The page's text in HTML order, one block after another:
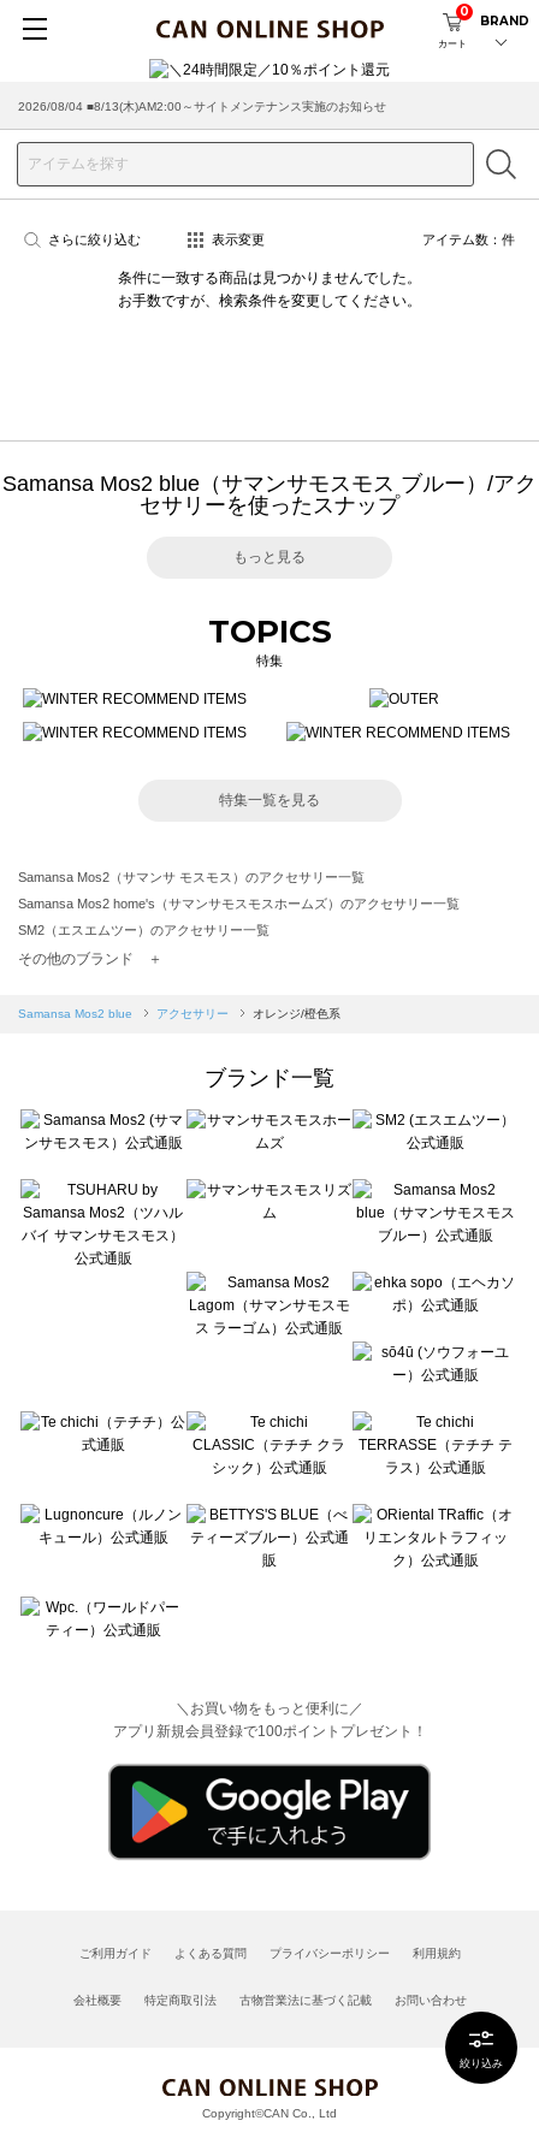
カート
0
BRAND
2026/08/04 ■8/13(木)AM2:00～サイトメンテナンス実施のお知らせ
絞り込み
さらに絞り込む 表示変更 アイテム数： 件
条件に一致する商品は見つかりませんでした。
お手数ですが、検索条件を変更してください。
Samansa Mos2 blue（サマンサモスモス ブルー）/アク
セサリーを使ったスナップ
もっと見る
TOPICS
特集
特集一覧を見る
Samansa Mos2（サマンサ モスモス）のアクセサリー一覧
Samansa Mos2 home's（サマンサモスモスホームズ）のアクセサリー一覧
SM2（エスエムツー）のアクセサリー一覧
TSUHARU by Samansa Mos2（ツハルバイサマンサモスモス）のアクセサリー一覧
Samansa Mos2 blue（サマンサモスモス ブルー）のアクセサリー一覧
sō4ū（ソウフォーユー）のアクセサリー一覧
Te chichi（テチチ）のアクセサリー一覧
Te chichi CLASSIC（テチチ クラシック）のアクセサリー一覧
Lugnoncure（ルノンキュール）のアクセサリー一覧
BETTY'S BLUE（べティーズブルー）のアクセサリー一覧
Wpc.（ワールドパーティー）のアクセサリー一覧
その他のブランド ＋
Samansa Mos2 blue アクセサリー オレンジ/橙色系
ブランド一覧
＼お買い物をもっと便利に／
アプリ新規会員登録で100ポイントプレゼント！
ご利用ガイド よくある質問 プライバシーポリシー 利用規約
会社概要 特定商取引法 古物営業法に基づく記載 お問い合わせ
Copyright©CAN Co., Ltd